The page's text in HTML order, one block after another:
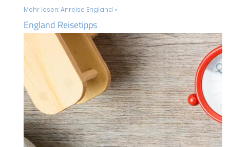
Mehr lesen:Anreise England »
England Reisetipps